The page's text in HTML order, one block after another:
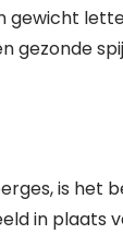
gewicht
gezonde
is het
in plaats